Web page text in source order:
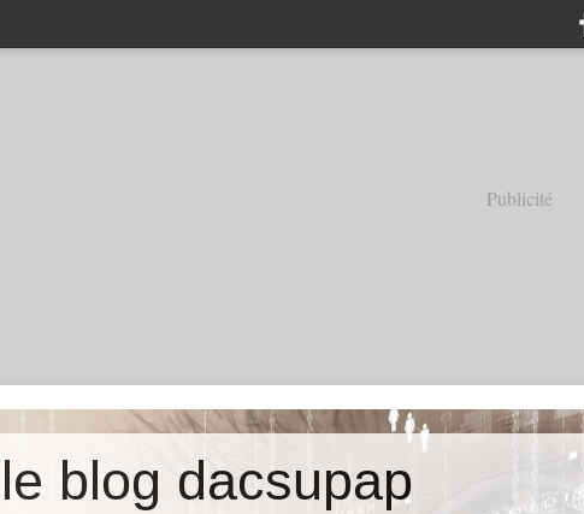
Publicité
le blog dacsupap